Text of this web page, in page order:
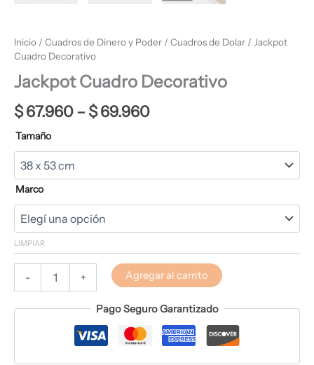
Inicio / Cuadros de Dinero y Poder / Cuadros de Dolar / Jackpot
Cuadro Decorativo
Jackpot Cuadro Decorativo
$67.960– $69.960
Tamaño
Marco
LIMPIAR
- + Agregar al carrito
Pago Seguro Garantizado